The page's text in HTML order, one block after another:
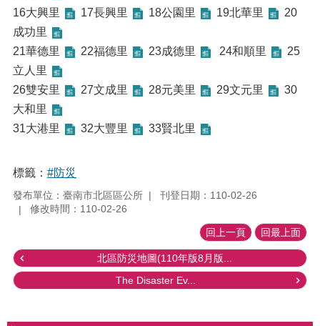
16大興里
17長興里 18公園里 19北華里
20
成功里
21華德里
22福德里 23成德里 24和順里
25
立人里
26雙安里
27文成里 28元美里 29文元里
30
大和里
31大港里
32大豐里 33賢北里
標籤： #防災
發布單位：臺南市北區區公所
刊登日期：110-02-26
修改時間：110-02-26
回上一頁 回最上面
北區防災地圖(110年版8月版...
The Disaster Ev...